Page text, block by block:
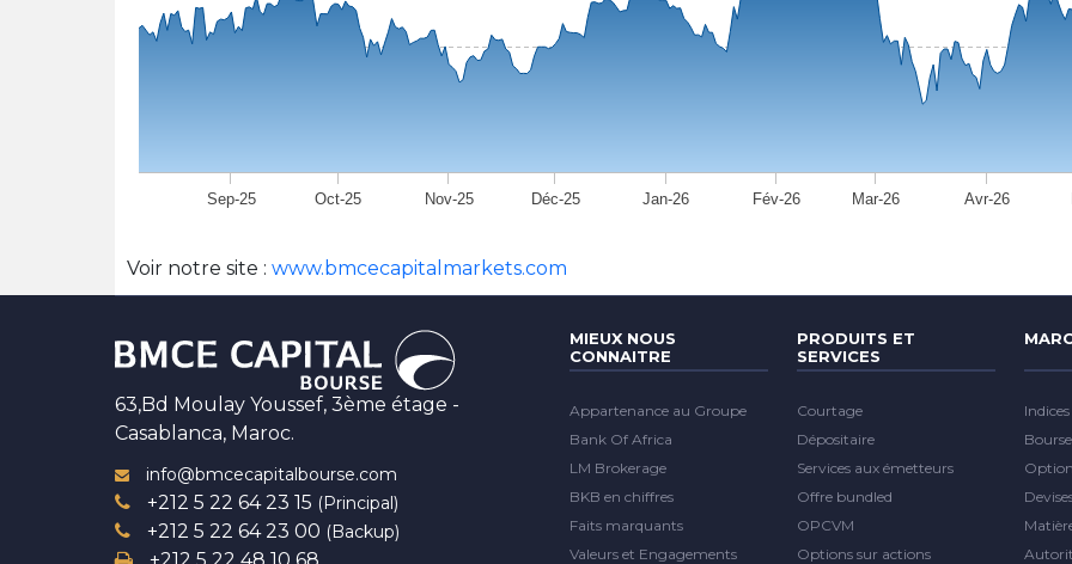
Sep-25 Oct-25 Nov-25 Déc-25 Jan-26 Fév-26 Mar-26 Avr-26
Voir notre site : www.bmcecapitalmarkets.com
63,Bd Moulay Youssef, 3ème étage -
Casablanca, Maroc.
info@bmcecapitalbourse.com
+212 5 22 64 23 15 (Principal)
+212 5 22 64 23 00 (Backup)
MIEUX NOUS
CONNAITRE
Appartenance au Groupe
Bank Of Africa
LM Brokerage
BKB en chiffres
Faits marquants
Valeurs et Engagements
PRODUITS ET
SERVICES
Courtage
Dépositaire
Services aux émetteurs
Offre bundled
OPCVM
Options sur actions
Indices